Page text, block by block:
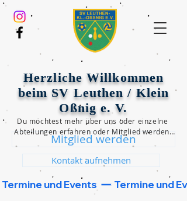
Herzliche Willkommen
beim SV Leuthen / Klein
Oßnig e. V.
Du möchtest mehr über uns oder einzelne
Abteilungen erfahren oder Mitglied werden?
Dann klicke einen der beiden unten
schnellstmöglich bei dir melden!
Mitglied werden
Kontakt aufnehmen
Termine und Events